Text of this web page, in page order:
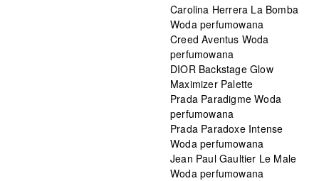
Carolina Herrera La Bomba
Woda perfumowana
Creed Aventus Woda
perfumowana
DIOR Backstage Glow
Maximizer Palette
Prada Paradigme Woda
perfumowana
Prada Paradoxe Intense
Woda perfumowana
Jean Paul Gaultier Le Male
Woda perfumowana